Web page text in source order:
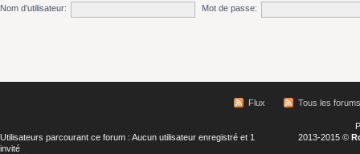
Nom d’utilisateur:
Mot de passe:
Flux Tous les forums
Utilisateurs parcourant ce forum : Aucun utilisateur enregistré et 1
invité
2013-2015 ©